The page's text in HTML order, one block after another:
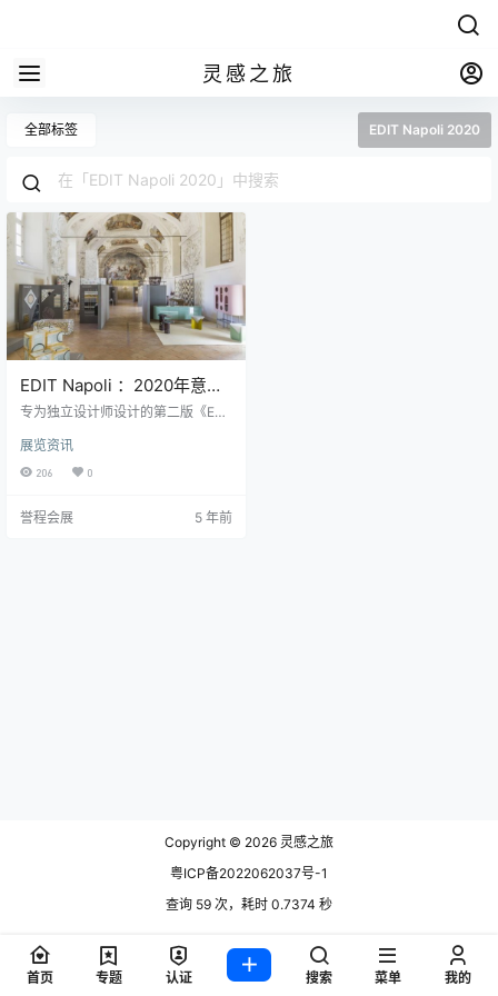
灵感之旅
全部标签 EDIT Napoli 2020
EDIT Napoli ：2020年意大
利的第一个现场展览会
专为独立设计师设计的第二版《EDI
日在意大利那不勒斯举行。这个国
家在这个大流行时期的第一个现场
展人，建筑部门，和Emilia Petrucc
展览资讯
206 0
誉程会展 5 年前
Copyright © 2026 灵感之旅
粤ICP备2022062037号-1
查询 59 次，耗时 0.7374 秒
首页 专题 认证 搜索 菜单 我的